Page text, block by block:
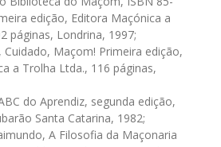
edição, Editora Maçónica a
páginas, Londrina, 1997;
Cuidado, Maçom! Primeira edição,
a Trolha Ltda., 116 páginas,
do Aprendiz, segunda edição,
Santa Catarina, 1982;
A Filosofia da Maçonaria